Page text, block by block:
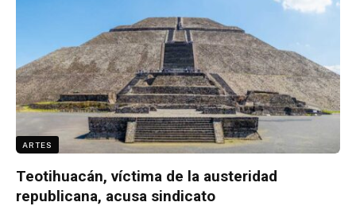
ARTES
Teotihuacán, víctima de la austeridad
republicana, acusa sindicato